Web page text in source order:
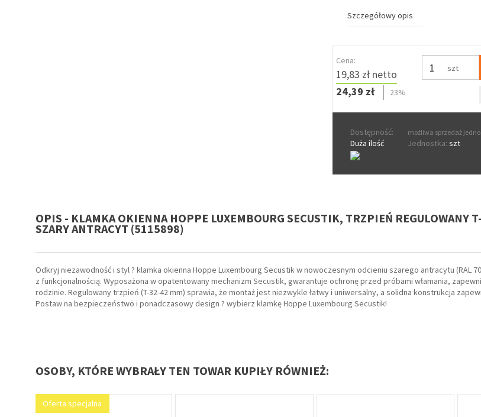
Szczegółowy opis
Cena:
19,83 zł netto
24,39 zł
23%
szt
Dostępność:
Duża ilość
możliwa sprzedaż
Jednostka: szt
OPIS - KLAMKA OKIENNA HOPPE LUXEMBOURG SECUSTIK, TRZPIEŃ REGULOWANY
SZARY ANTRACYT (5115898)
Odkryj niezawodność i styl ? klamka okienna Hoppe Luxembourg Secustik w nowoczesnym odcieniu szarego antracytu (RAL
z funkcjonalnością. Wyposażona w opatentowany mechanizm Secustik, gwarantuje ochronę przed próbami włamania,
rodzinie. Regulowany trzpień (T-32-42 mm) sprawia, że montaż jest niezwykle łatwy i uniwersalny, a solidna konstrukcja
Postaw na bezpieczeństwo i ponadczasowy design ? wybierz klamkę Hoppe Luxembourg Secustik!
OSOBY, KTÓRE WYBRAŁY TEN TOWAR KUPIŁY RÓWNIEŻ: